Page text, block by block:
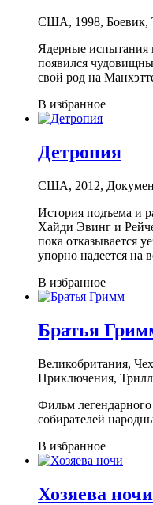
США, 1998, Боевик,
Ядерные испытания
появился
свой род на
В избранное
Детропия
США, 2012,
История подъема и
Хайди Эвинг и
пока отказывается
упорно надеется на
В избранное
Братья
Великобритания,
Приключения,
Фильм
собирателей
В избранное
Хозяева ночи